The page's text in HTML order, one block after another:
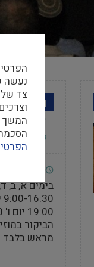
מידע
בימים א, ב,
הביקור
מראש בלבד
צד
המשך